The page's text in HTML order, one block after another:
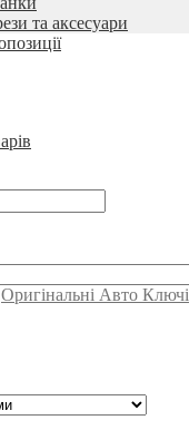
та аксесуари
Оригінальні Авто Ключі